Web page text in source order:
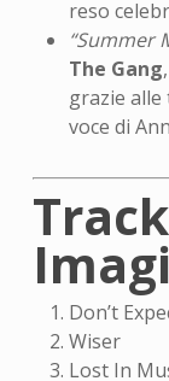
reso
“Summer
The Gang
grazie alle
voce di
Don’t
Wiser
Lost In